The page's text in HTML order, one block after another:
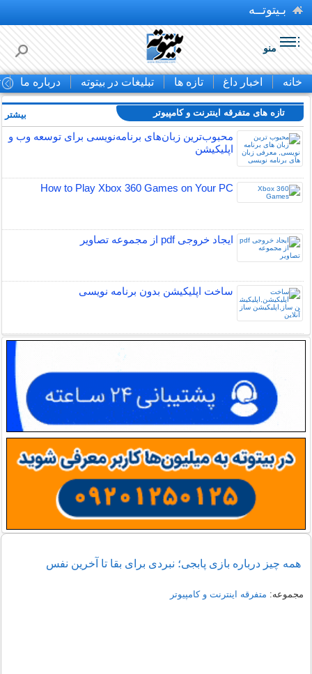
بـیتوتــه
منو
خانه اخبار داغ تازه ها تبلیغات در بیتوته درباره ما
تازه های متفرقه اينترنت و كامپيوتر
محبوب‌ترین زبان‌های برنامه‌نویسی برای توسعه وب و
اپلیکیشن
How to Play Xbox 360 Games on Your PC
ایجاد خروجی pdf از مجموعه تصاویر
ساخت اپلیکیشن بدون برنامه نویسی
بیشتر
همه چیز درباره بازی پابجی؛ نبردی برای بقا تا آخرین نفس
مجموعه: متفرقه اينترنت و كامپيوتر